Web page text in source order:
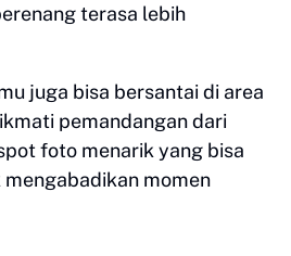
terasa lebih
juga bisa bersantai di area
pemandangan dari
foto menarik yang bisa
momen